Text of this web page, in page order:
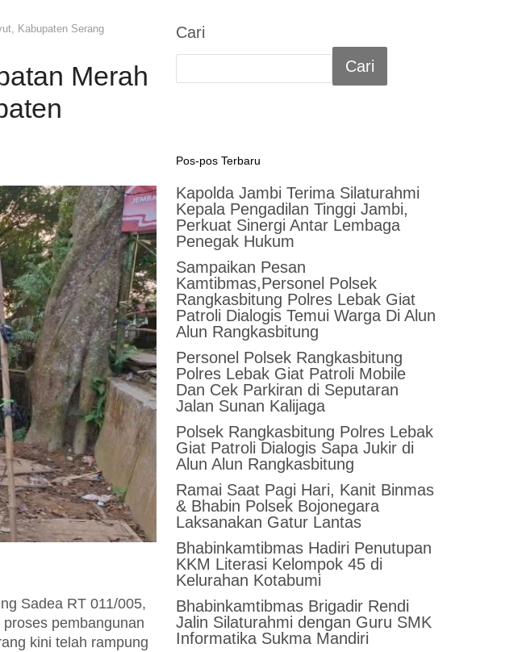
Kabupaten Serang
Merah
Sadea RT 011/005,
pembangunan
kini telah rampung
Cari
Cari
Pos-pos Terbaru
Kapolda Jambi Terima Silaturahmi
Kepala Pengadilan Tinggi Jambi,
Perkuat Sinergi Antar Lembaga
Penegak Hukum
Sampaikan Pesan
Kamtibmas,Personel Polsek
Rangkasbitung Polres Lebak Giat
Patroli Dialogis Temui Warga Di Alun
Alun Rangkasbitung
Personel Polsek Rangkasbitung
Polres Lebak Giat Patroli Mobile
Dan Cek Parkiran di Seputaran
Jalan Sunan Kalijaga
Polsek Rangkasbitung Polres Lebak
Giat Patroli Dialogis Sapa Jukir di
Alun Alun Rangkasbitung
Ramai Saat Pagi Hari, Kanit Binmas
& Bhabin Polsek Bojonegara
Laksanakan Gatur Lantas
Bhabinkamtibmas Hadiri Penutupan
KKM Literasi Kelompok 45 di
Kelurahan Kotabumi
Bhabinkamtibmas Brigadir Rendi
Jalin Silaturahmi dengan Guru SMK
Informatika Sukma Mandiri